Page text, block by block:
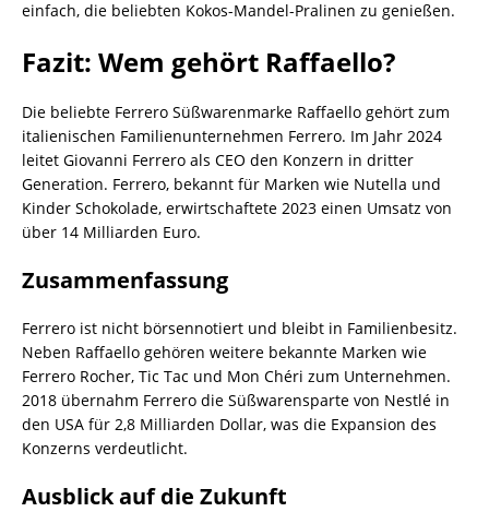
einfach, die beliebten Kokos-Mandel-Pralinen zu genießen.
Fazit: Wem gehört Raffaello?
Die beliebte Ferrero Süßwarenmarke Raffaello gehört zum
italienischen Familienunternehmen Ferrero. Im Jahr 2024
leitet Giovanni Ferrero als CEO den Konzern in dritter
Generation. Ferrero, bekannt für Marken wie Nutella und
Kinder Schokolade, erwirtschaftete 2023 einen Umsatz von
über 14 Milliarden Euro.
Zusammenfassung
Ferrero ist nicht börsennotiert und bleibt in Familienbesitz.
Neben Raffaello gehören weitere bekannte Marken wie
Ferrero Rocher, Tic Tac und Mon Chéri zum Unternehmen.
2018 übernahm Ferrero die Süßwarensparte von Nestlé in
den USA für 2,8 Milliarden Dollar, was die Expansion des
Konzerns verdeutlicht.
Ausblick auf die Zukunft